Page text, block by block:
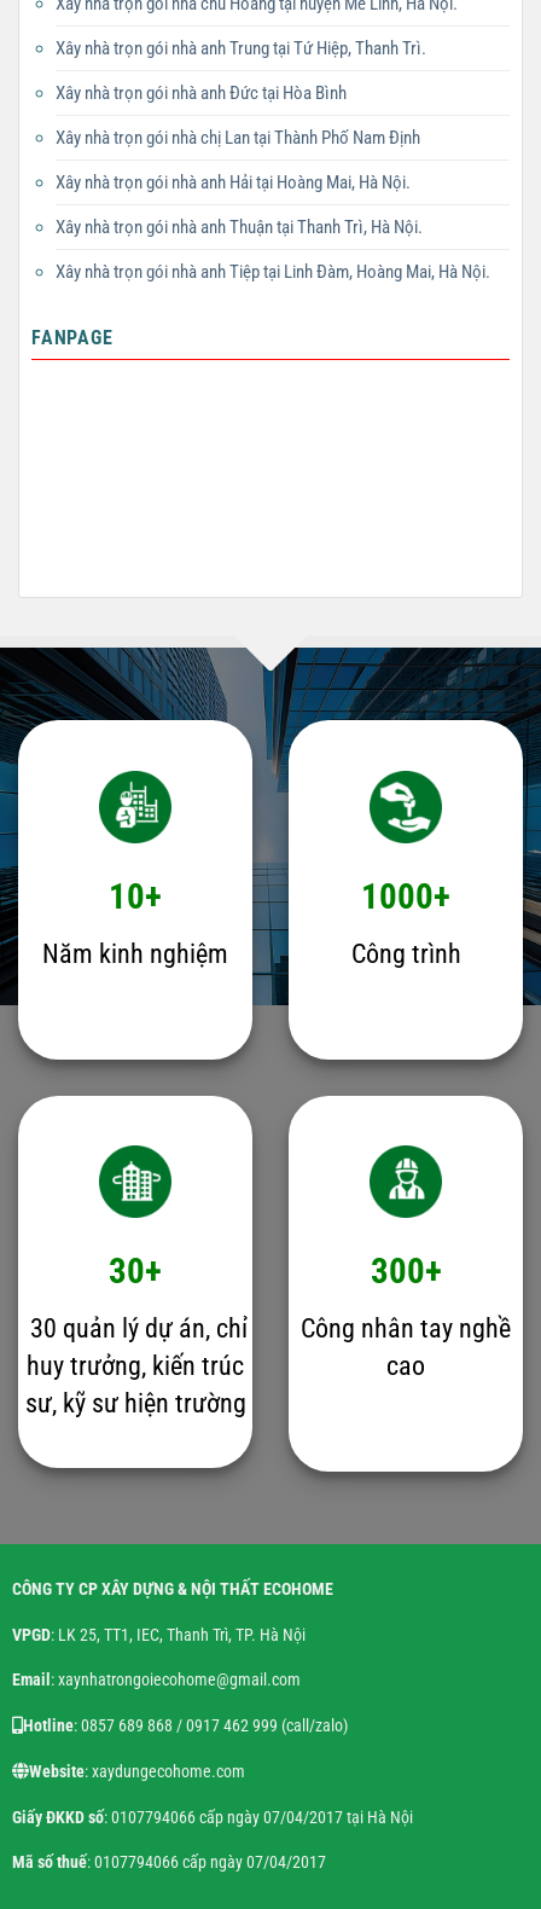
Xây nhà trọn gói nhà anh Trung tại Tứ Hiệp, Thanh Trì.
Xây nhà trọn gói nhà anh Đức tại Hòa Bình
Xây nhà trọn gói nhà chị Lan tại Thành Phố Nam Định
Xây nhà trọn gói nhà anh Hải tại Hoàng Mai, Hà Nội.
Xây nhà trọn gói nhà anh Thuận tại Thanh Trì, Hà Nội.
Xây nhà trọn gói nhà anh Tiệp tại Linh Đàm, Hoàng Mai, Hà Nội.
FANPAGE
10+
Năm kinh nghiệm
1000+
Công trình
30+
30 quản lý dự án, chỉ
huy trưởng, kiến trúc
sư, kỹ sư hiện trường
300+
Công nhân tay nghề
cao
CÔNG TY CP XÂY DỰNG & NỘI THẤT ECOHOME
VPGD: LK 25, TT1, IEC, Thanh Trì, TP. Hà Nội
Email: xaynhatrongoiecohome@gmail.com
Hotline: 0857 689 868 / 0917 462 999 (call/zalo)
Website: xaydungecohome.com
Giấy ĐKKD số: 0107794066 cấp ngày 07/04/2017 tại Hà Nội
Mã số thuế: 0107794066 cấp ngày 07/04/2017